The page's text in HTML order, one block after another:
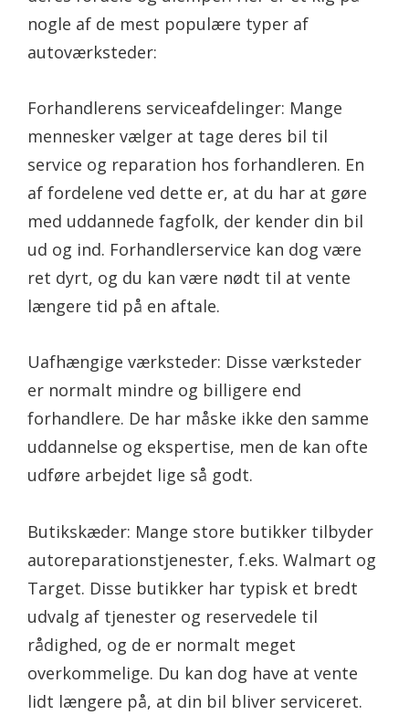
nogle af de mest populære typer af
autoværksteder:
Forhandlerens serviceafdelinger: Mange
mennesker vælger at tage deres bil til
service og reparation hos forhandleren. En
af fordelene ved dette er, at du har at gøre
med uddannede fagfolk, der kender din bil
ud og ind. Forhandlerservice kan dog være
ret dyrt, og du kan være nødt til at vente
længere tid på en aftale.
Uafhængige værksteder: Disse værksteder
er normalt mindre og billigere end
forhandlere. De har måske ikke den samme
uddannelse og ekspertise, men de kan ofte
udføre arbejdet lige så godt.
Butikskæder: Mange store butikker tilbyder
autoreparationstjenester, f.eks. Walmart og
Target. Disse butikker har typisk et bredt
udvalg af tjenester og reservedele til
rådighed, og de er normalt meget
overkommelige. Du kan dog have at vente
lidt længere på, at din bil bliver serviceret.